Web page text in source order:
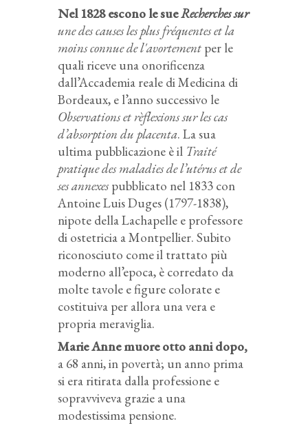
Nel 1828 escono le sueRecherches sur
une des causes les plus fréquentes et la
moins connue de l'avortement per le
quali riceve una onorificenza
dall’Accademia reale di Medicina di
Bordeaux, e l’anno successivo le
Observations et rèflexions sur les cas
d’absorption du placenta. La sua
ultima pubblicazione è il Traité
pratique des maladies de l’utérus et de
ses annexespubblicato nel 1833 con
Antoine Luis Duges (1797-1838),
nipote della Lachapelle e professore
di ostetricia a Montpellier. Subito
riconosciuto come il trattato più
moderno all’epoca, è corredato da
molte tavole e figure colorate e
costituiva per allora una vera e
propria meraviglia.
Marie Anne muore otto anni dopo,
a 68 anni, in povertà; un anno prima
si era ritirata dalla professione e
sopravviveva grazie a una
modestissima pensione.